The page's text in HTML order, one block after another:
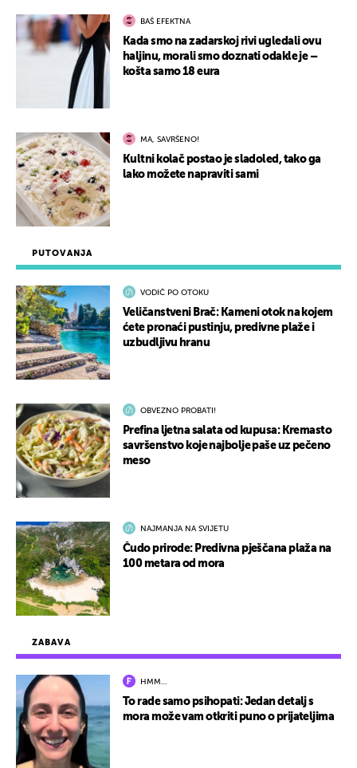
ZABAVA
HMM…
To rade samo psihopati: Jedan detalj s
mora može vam otkriti puno o prijateljima
PUTOVANJA
VODIČ PO OTOKU
Veličanstveni Brač: Kameni otok na kojem
ćete pronaći pustinju, predivne plaže i
uzbudljivu hranu
OBVEZNO PROBATI!
Prefina ljetna salata od kupusa: Kremasto
savršenstvo koje najbolje paše uz pečeno
meso
NAJMANJA NA SVIJETU
Čudo prirode: Predivna pješčana plaža na
100 metara od mora
BAŠ EFEKTNA
Kada smo na zadarskoj rivi ugledali ovu
haljinu, morali smo doznati odakle je –
košta samo 18 eura
MA, SAVRŠENO!
Kultni kolač postao je sladoled, tako ga
lako možete napraviti sami